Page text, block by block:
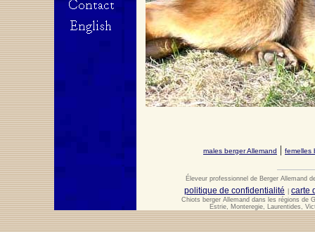
males berger Allemand | femelles
Éleveur professionnel de Berger Allemand
politique de confidentialité carte
Chiots berger Allemand dans les régions de
Estrie, Monteregie, Laurentides,